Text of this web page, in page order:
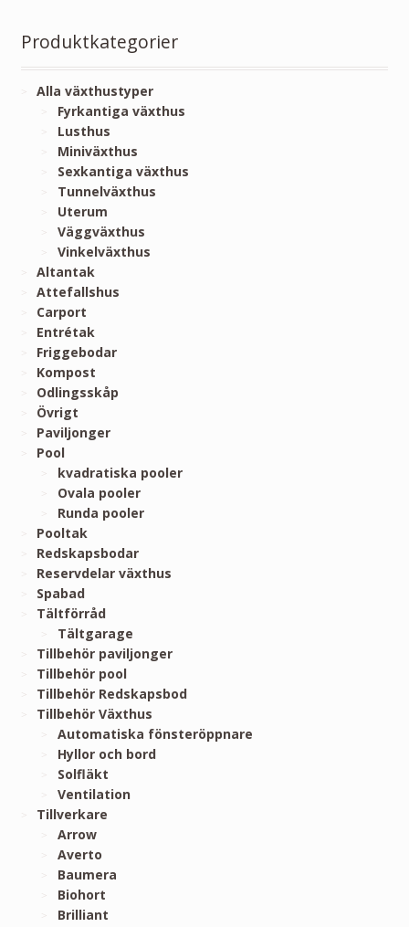
Produktkategorier
Alla växthustyper
Fyrkantiga växthus
Lusthus
Miniväxthus
Sexkantiga växthus
Tunnelväxthus
Uterum
Väggväxthus
Vinkelväxthus
Altantak
Attefallshus
Carport
Entrétak
Friggebodar
Kompost
Odlingsskåp
Övrigt
Paviljonger
Pool
kvadratiska pooler
Ovala pooler
Runda pooler
Pooltak
Redskapsbodar
Reservdelar växthus
Spabad
Tältförråd
Tältgarage
Tillbehör paviljonger
Tillbehör pool
Tillbehör Redskapsbod
Tillbehör Växthus
Automatiska fönsteröppnare
Hyllor och bord
Solfläkt
Ventilation
Tillverkare
Arrow
Averto
Baumera
Biohort
Brilliant